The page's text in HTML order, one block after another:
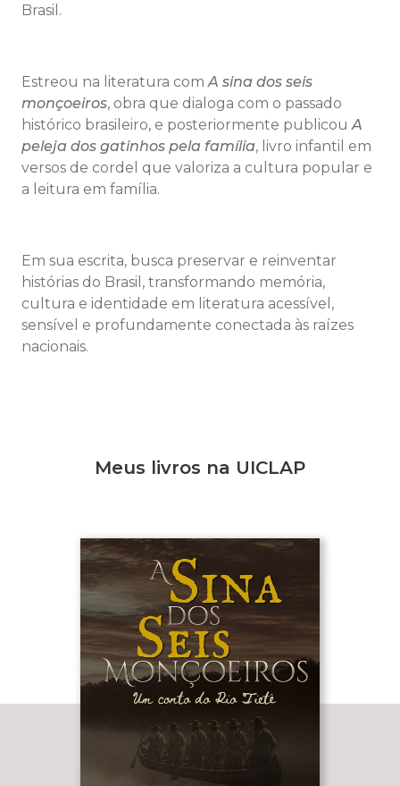
Brasil.
Estreou na literatura comA sina dos seis
monçoeiros, obra que dialoga com o passado
histórico brasileiro, e posteriormente publicouA
peleja dos gatinhos pela família, livro infantil em
versos de cordel que valoriza a cultura popular e
a leitura em família.
Em sua escrita, busca preservar e reinventar
histórias do Brasil, transformando memória,
cultura e identidade em literatura acessível,
sensível e profundamente conectada às raízes
nacionais.
Meus livros na UICLAP